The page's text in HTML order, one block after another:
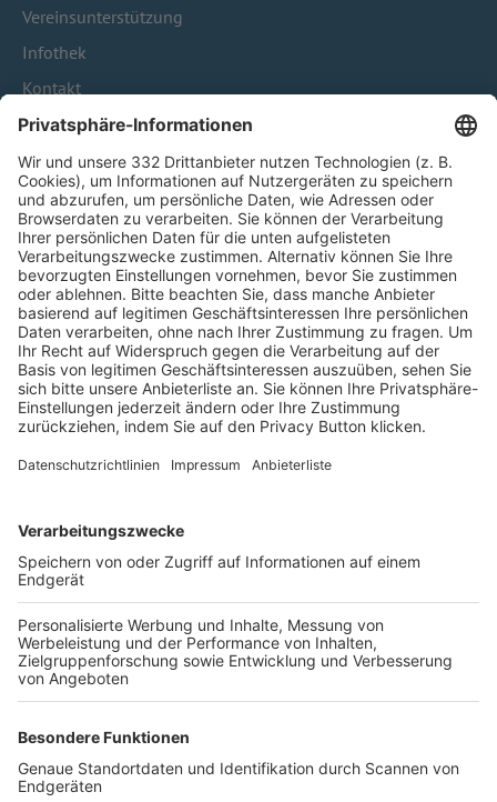
Vereinsunterstützung
Infothek
Kontakt
HÄUFIG BESUCHTE SEITEN
Pässe und Vereinswechsel
Trainerausbildung
Schulungsangebot Vereinsmitarbeiter
BFV-Geschäftsstellen
Trainerbörse
Login SpielPlus
FOLGE DEM BFV
TOP-VEREINE
TOP-PARTNER